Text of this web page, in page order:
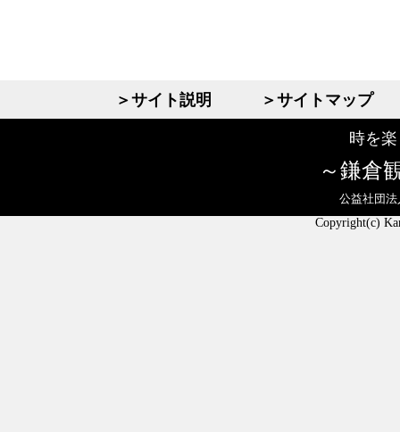
＞サイト説明 ＞サイトマップ
時を
鎌倉
公益社団
Copyright(c)